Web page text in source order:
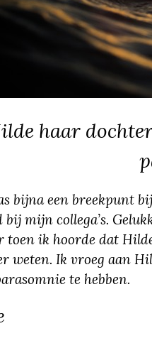
haar
bijna een breekpunt
mijn collega’s.
toen ik hoorde dat
weten. Ik vroeg aan
te hebben.